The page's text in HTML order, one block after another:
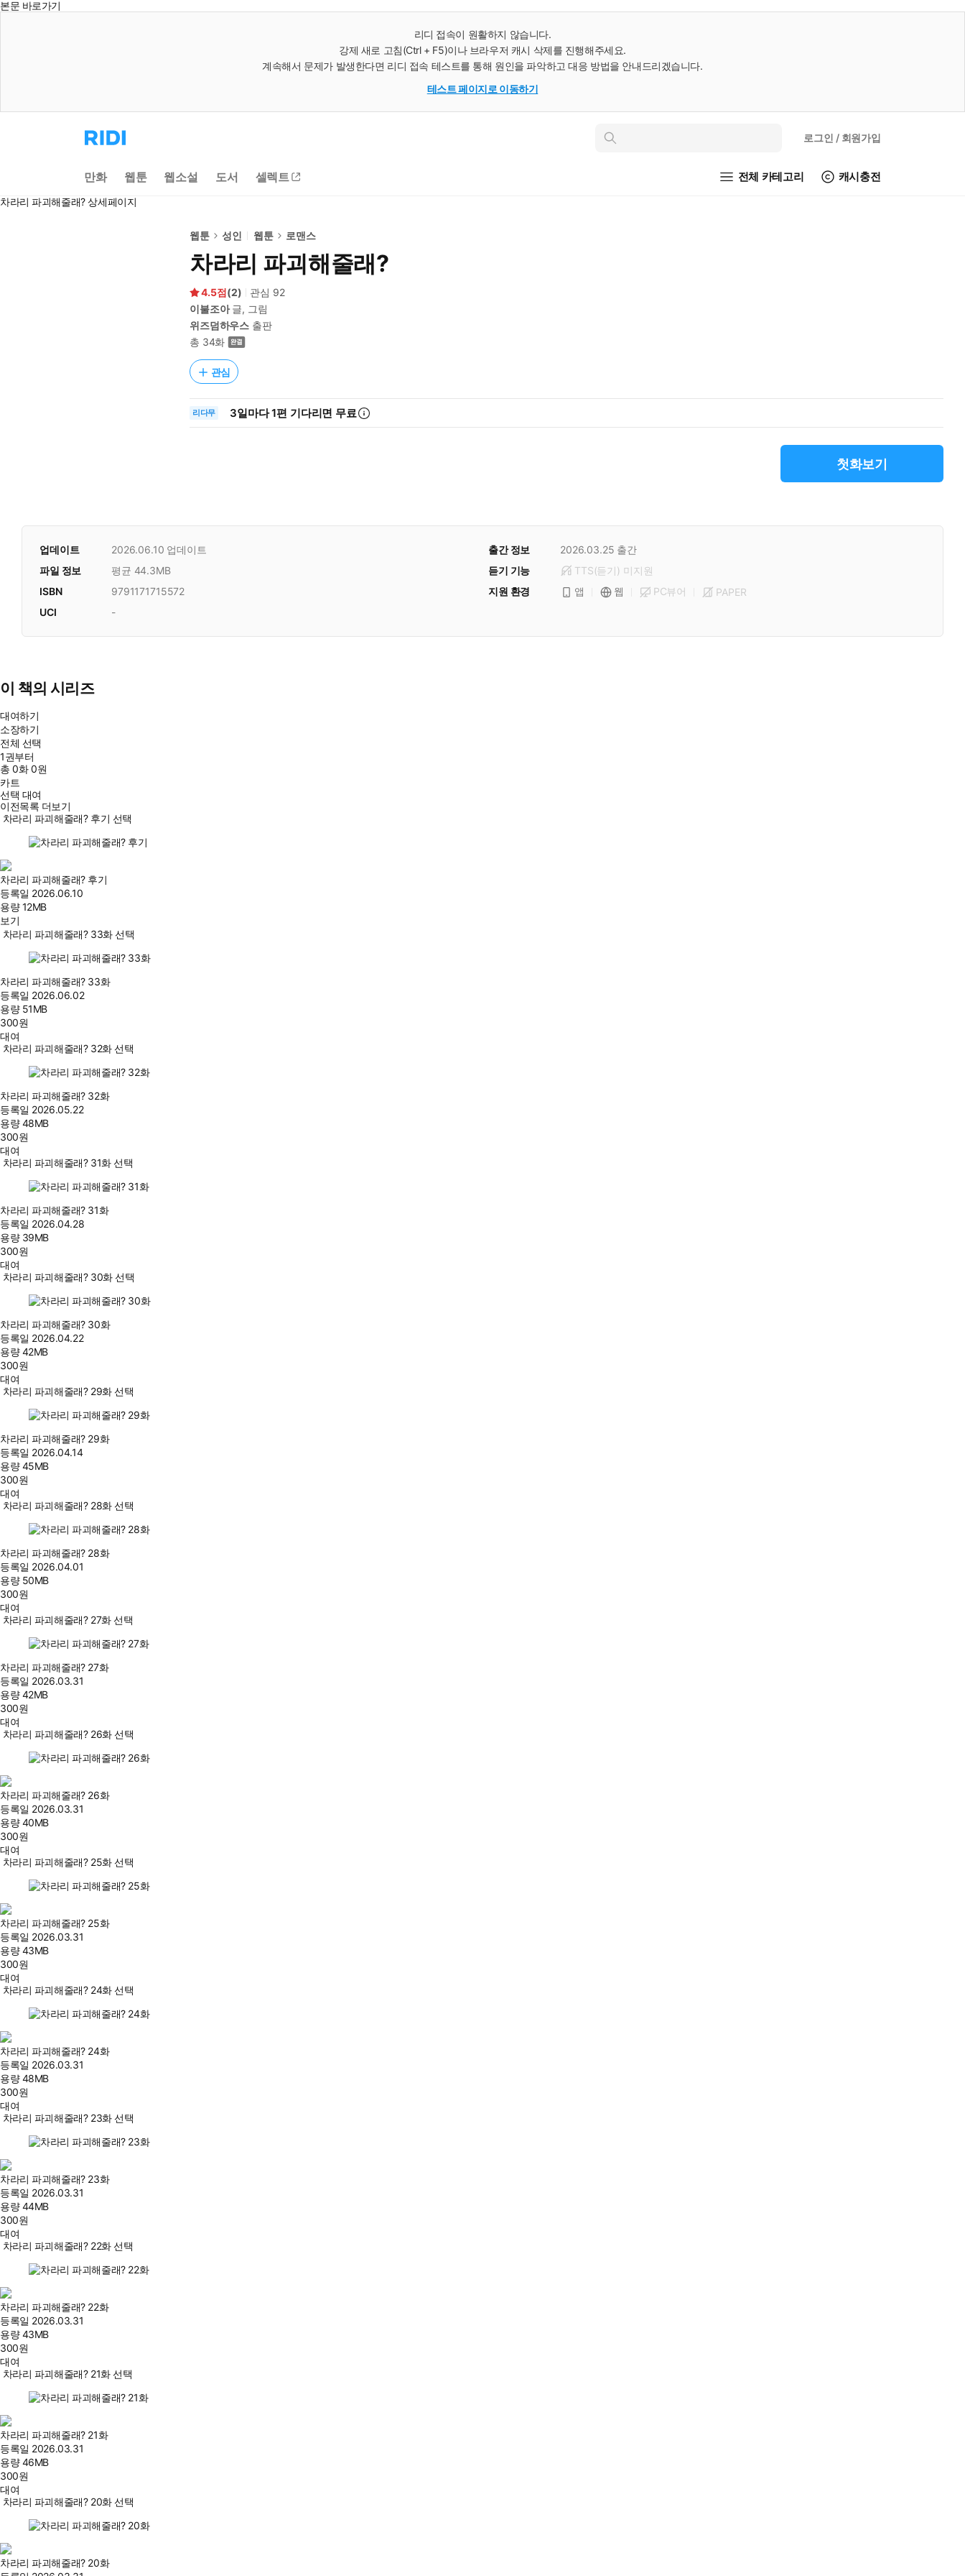
본문 바로가기
리디 접속이 원활하지 않습니다.
강제 새로 고침(Ctrl + F5)이나 브라우저 캐시 삭제를 진행해주세요.
계속해서 문제가 발생한다면 리디 접속 테스트를 통해 원인을 파악하고 대응 방법을 안내드리겠습니다.
테스트 페이지로 이동하기
리
디
으
로
동
인
로그인 / 회원가입
만화 웹툰 웹소설 도서 셀렉트 전체 카테고리 캐시충전
차라리 파괴해줄래? 상세페이지
웹툰 성인 웹툰 로맨스
차라리 파괴해줄래?
4.5 (2) 관심 92
이불조아글, 그림
위즈덤하우스 출판
총 34화
관심
리다무 3일마다1편 기다리면 무료
첫화보기
업데이트 2026.06.10 업데이트 출간 정보 2026.03.25 출간
듣기 기능
TTS(듣기) 미지원
파일 정보
평균 44.3MB
지원 환경
앱 웹 PC뷰어 PAPER
ISBN
9791171715572
UCI
-
이 책의 시리즈
대여하기
소장하기
전체 선택
1권부터
총0화0원
카트
선택 대여
이전목록 더보기
차라리 파괴해줄래? 후기 선택
차라리 파괴해줄래? 후기
등록일 2026.06.10
용량12MB
보기
차라리 파괴해줄래? 33화 선택
차라리 파괴해줄래? 33화
등록일 2026.06.02
용량 51MB
300원
대여
차라리 파괴해줄래? 32화 선택
차라리 파괴해줄래? 32화
등록일 2026.05.22
용량48MB
300원
대여
차라리 파괴해줄래? 31화 선택
차라리 파괴해줄래? 31화
등록일 2026.04.28
용량 39MB
300원
대여
차라리 파괴해줄래? 30화 선택
차라리 파괴해줄래? 30화
등록일 2026.04.22
용량42MB
300원
대여
차라리 파괴해줄래? 29화 선택
차라리 파괴해줄래? 29화
등록일 2026.04.14
용량45MB
300원
대여
차라리 파괴해줄래? 28화 선택
차라리 파괴해줄래? 28화
등록일 2026.04.01
용량 50MB
300원
대여
차라리 파괴해줄래? 27화 선택
차라리 파괴해줄래? 27화
등록일 2026.03.31
용량42MB
300원
대여
차라리 파괴해줄래? 26화 선택
차라리 파괴해줄래? 26화
등록일 2026.03.31
용량40MB
300원
대여
차라리 파괴해줄래? 25화 선택
차라리 파괴해줄래? 25화
등록일 2026.03.31
용량43MB
300원
대여
차라리 파괴해줄래? 24화 선택
차라리 파괴해줄래? 24화
등록일 2026.03.31
용량48MB
300원
대여
차라리 파괴해줄래? 23화 선택
차라리 파괴해줄래? 23화
등록일 2026.03.31
용량44MB
300원
대여
차라리 파괴해줄래? 22화 선택
차라리 파괴해줄래? 22화
등록일 2026.03.31
용량43MB
300원
대여
차라리 파괴해줄래? 21화 선택
차라리 파괴해줄래? 21화
등록일 2026.03.31
용량46MB
300원
대여
차라리 파괴해줄래? 20화 선택
차라리 파괴해줄래? 20화